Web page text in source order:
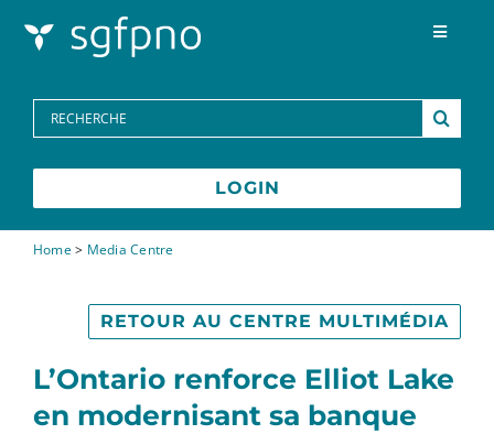
Toggle
FAQs
Contactez-nous
English
Search
for:
LOGIN
Home> Media Centre
L’Ontario renforce Elliot Lake
en modernisant sa banque
RETOUR AU CENTRE MULTIMÉDIA